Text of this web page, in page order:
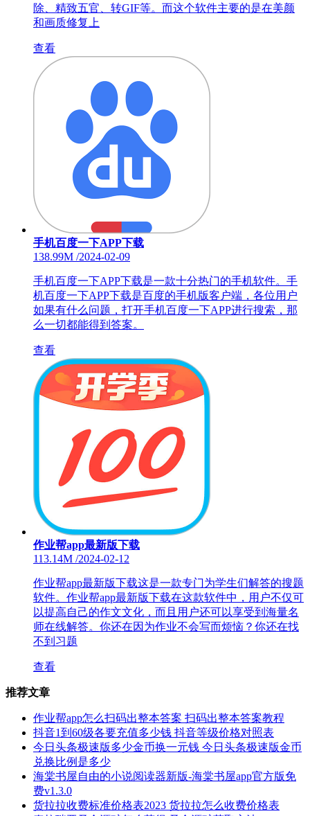
除、精致五官、转GIF等。而这个软件主要的是在美颜
和画质修复上
查看
手机百度一下APP下载
138.99M /2024-02-09
手机百度一下APP下载是一款十分热门的手机软件。手
机百度一下APP下载是百度的手机版客户端，各位用户
如果有什么问题，打开手机百度一下APP进行搜索，那
么一切都能得到答案。
查看
作业帮app最新版下载
113.14M /2024-02-12
作业帮app最新版下载这是一款专门为学生们解答的搜题
软件。作业帮app最新版下载在这款软件中，用户不仅可
以提高自己的作文文化，而且用户还可以享受到海量名
师在线解答。你还在因为作业不会写而烦恼？你还在找
不到习题
查看
推荐文章
作业帮app怎么扫码出整本答案 扫码出整本答案教程
抖音1到60级各要充值多少钱 抖音等级价格对照表
今日头条极速版多少金币换一元钱 今日头条极速版金币
兑换比例是多少
海棠书屋自由的小说阅读器新版-海棠书屋app官方版免
费v1.3.0
货拉拉收费标准价格表2023 货拉拉怎么收费价格表